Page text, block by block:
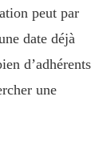
peut par
date déjà
d’adhérents
une